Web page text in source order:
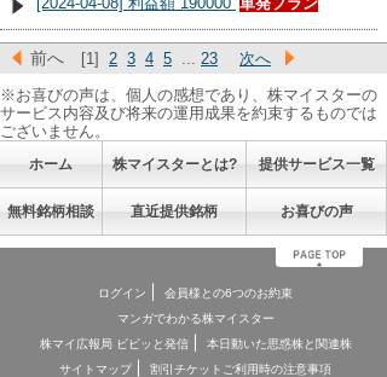
前へ [1] 2 3 4 5 ... 23
次へ
※お喜びの声は、個人の感想であり、株マイスターの
サービス内容及び将来の運用成果を約束するものでは
ございません。
ホーム 株マイスターとは? 提供サービス一覧
無料銘柄相談 直近提供銘柄 お喜びの声
ログイン
会員様との6つのお約束
マンガでわかる株マイスター
株マイ広報局 ビビッと発信
本日動いた思惑株と関連株
サイトマップ
割引チケットご利用時の注意事項